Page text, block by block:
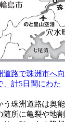
路で珠洲市へ向
計5日間にわた
う珠洲道路は奥能
所に亀裂や地割